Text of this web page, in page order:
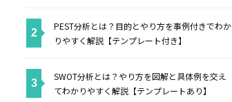
PEST分析とは？目的とやり方を事例付きでわか
りやすく解説【テンプレート付き】
SWOT分析とは？やり方を図解と具体例を交え
てわかりやすく解説【テンプレートあり】